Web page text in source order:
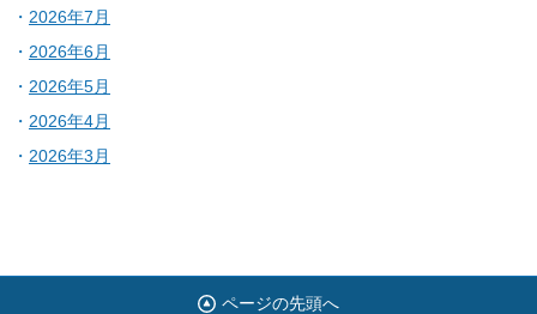
2026年7月
2026年6月
2026年5月
2026年4月
2026年3月
ページの先頭へ